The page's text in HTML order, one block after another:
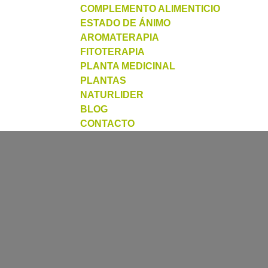
COMPLEMENTO ALIMENTICIO
ESTADO DE ÁNIMO
AROMATERAPIA
FITOTERAPIA
PLANTA MEDICINAL
PLANTAS
NATURLIDER
BLOG
CONTACTO